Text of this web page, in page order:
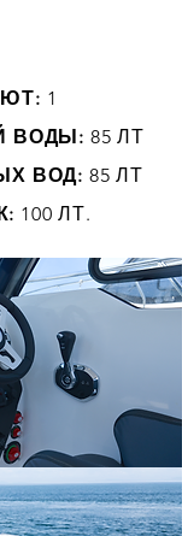
1
ВОДЫ: 85 ЛТ
ВОД: 85 ЛТ
100 ЛТ.